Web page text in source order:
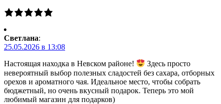
Светлана:
25.05.2026 в 13:08
Настоящая находка в Невском районе!
Здесь просто
невероятный выбор полезных сладостей без сахара, отборных
орехов и ароматного чая. Идеальное место, чтобы собрать
бюджетный, но очень вкусный подарок. Теперь это мой
любимый магазин для подарков)